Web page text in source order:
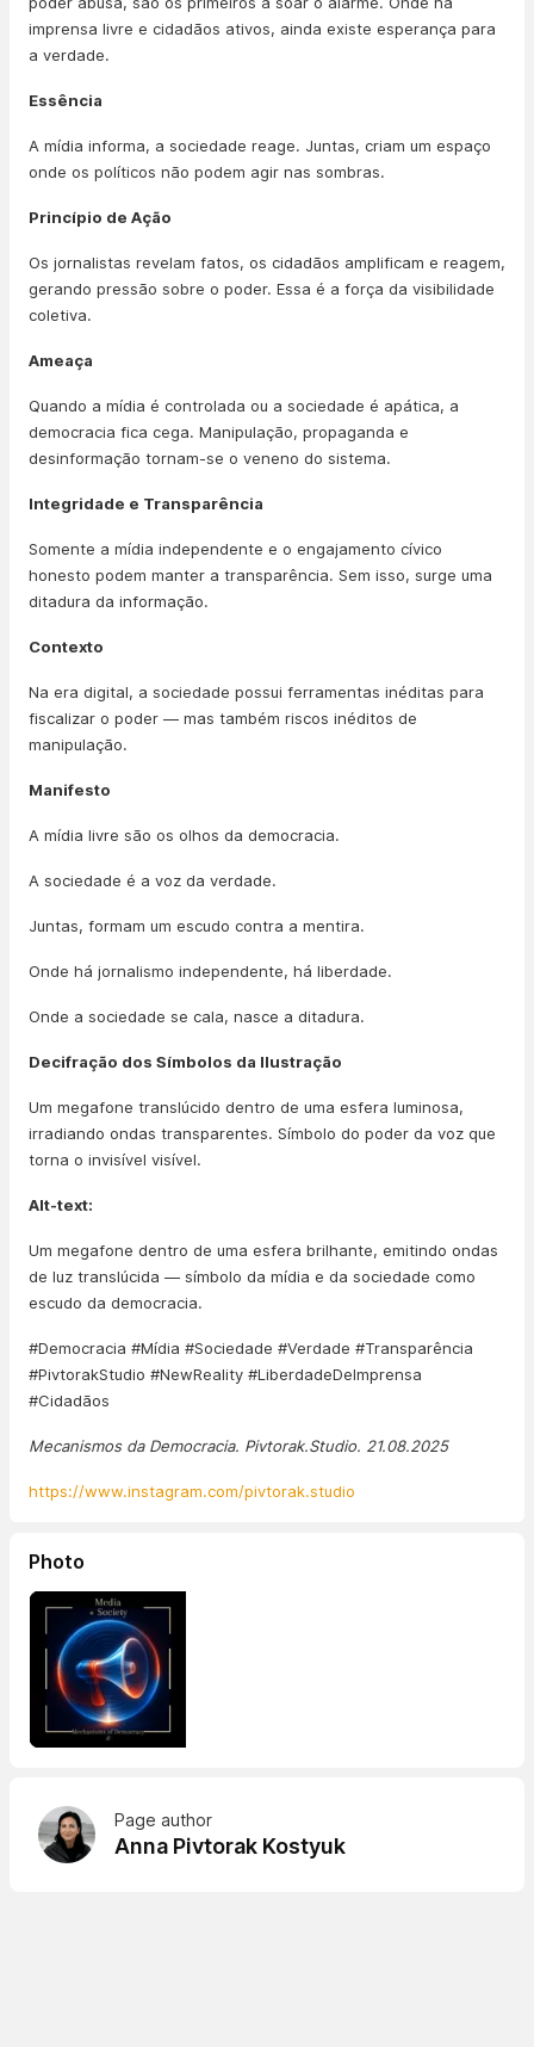
imprensa livre e cidadãos ativos, ainda existe esperança para
a verdade.
Essência
A mídia informa, a sociedade reage. Juntas, criam um espaço
onde os políticos não podem agir nas sombras.
Princípio de Ação
Os jornalistas revelam fatos, os cidadãos amplificam e reagem,
gerando pressão sobre o poder. Essa é a força da visibilidade
coletiva.
Ameaça
Quando a mídia é controlada ou a sociedade é apática, a
democracia fica cega. Manipulação, propaganda e
desinformação tornam-se o veneno do sistema.
Integridade e Transparência
Somente a mídia independente e o engajamento cívico
honesto podem manter a transparência. Sem isso, surge uma
ditadura da informação.
Contexto
Na era digital, a sociedade possui ferramentas inéditas para
fiscalizar o poder — mas também riscos inéditos de
manipulação.
Manifesto
A mídia livre são os olhos da democracia.
A sociedade é a voz da verdade.
Juntas, formam um escudo contra a mentira.
Onde há jornalismo independente, há liberdade.
Onde a sociedade se cala, nasce a ditadura.
Decifração dos Símbolos da Ilustração
Um megafone translúcido dentro de uma esfera luminosa,
irradiando ondas transparentes. Símbolo do poder da voz que
torna o invisível visível.
Alt-text:
Um megafone dentro de uma esfera brilhante, emitindo ondas
de luz translúcida — símbolo da mídia e da sociedade como
escudo da democracia.
#Democracia #Mídia #Sociedade #Verdade #Transparência
#PivtorakStudio #NewReality #LiberdadeDeImprensa
#Cidadãos
Mecanismos da Democracia. Pivtorak.Studio. 21.08.2025
https://www.instagram.com/pivtorak.studio
Photo
Page author
Anna Pivtorak Kostyuk